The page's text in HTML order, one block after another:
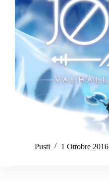
Pusti 1 Ottobre 2016